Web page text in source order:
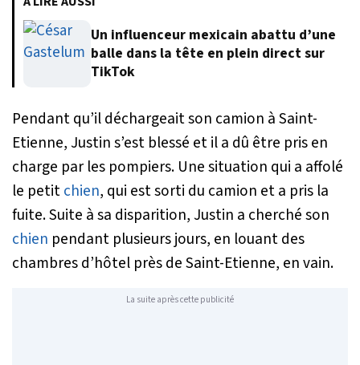
Un influenceur mexicain abattu d’une
balle dans la tête en plein direct sur
TikTok
Pendant qu’il déchargeait son camion à Saint-
Etienne, Justin s’est blessé et il a dû être pris en
charge par les pompiers. Une situation qui a affolé
le petitchien, qui est sorti du camion et a pris la
fuite. Suite à sa disparition, Justin a cherché son
chien pendant plusieurs jours, en louant des
chambres d’hôtel près de Saint-Etienne, en vain.
La suite après cette publicité